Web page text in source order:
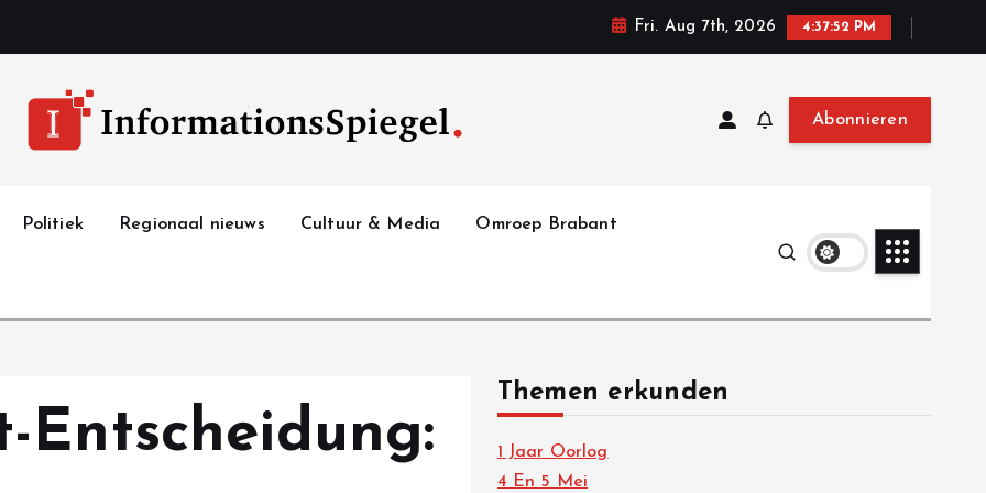
Fri. Aug 7th, 2026 4:37:54 PM
Abonnieren
Politiek Regionaal nieuws Cultuur & Media Omroep Brabant
Entscheidung:
Themen erkunden
1 Jaar Oorlog
4 En 5 Mei